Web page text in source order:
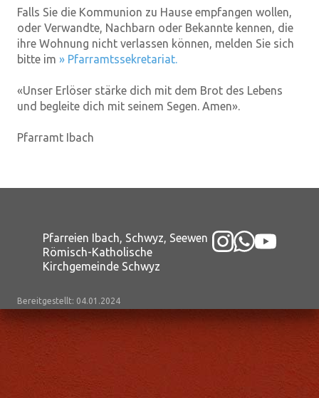
Falls Sie die Kommunion zu Hause empfangen wollen,
oder Verwandte, Nachbarn oder Bekannte kennen, die
ihre Wohnung nicht verlassen können, melden Sie sich
bitte im » Pfarramtssekretariat.
«Unser Erlöser stärke dich mit dem Brot des Lebens
und begleite dich mit seinem Segen. Amen».
Pfarramt Ibach
Pfarreien Ibach, Schwyz, Seewen
Römisch-Katholische
Kirchgemeinde Schwyz
Bereitgestellt: 04.01.2024